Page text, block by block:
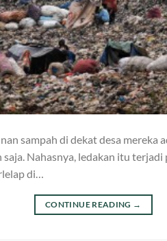
sampah di dekat desa mereka
Nahasnya, ledakan itu
di…
CONTINUE READING →